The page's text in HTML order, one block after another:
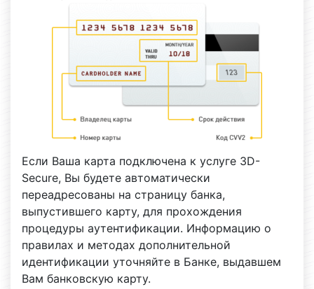
Если Ваша карта подключена к услуге 3D-
Secure, Вы будете автоматически
переадресованы на страницу банка,
выпустившего карту, для прохождения
процедуры аутентификации. Информацию о
правилах и методах дополнительной
идентификации уточняйте в Банке, выдавшем
Вам банковскую карту.